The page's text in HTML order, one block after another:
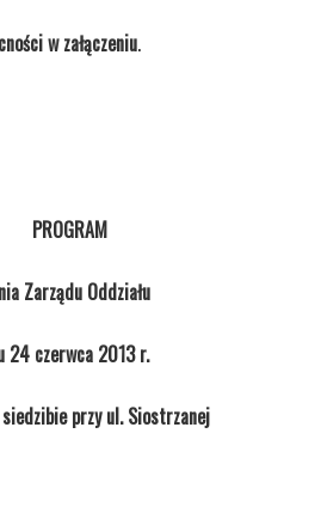
w załączeniu.
PROGRAM
Zarządu Oddziału
24 czerwca 2013 r.
przy ul. Siostrzanej